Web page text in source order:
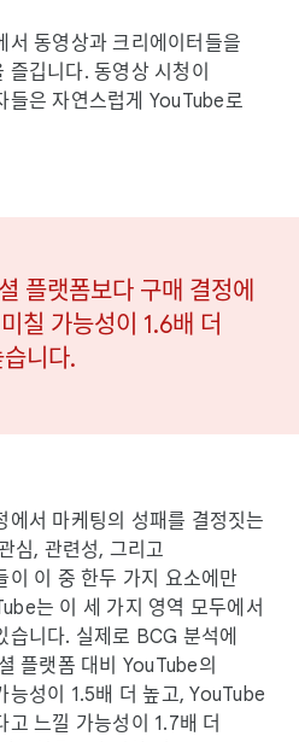
서 동영상과 크리에이터들을
깁니다. 동영상 시청이
들은 자연스럽게 YouTube로
플랫폼보다 구매 결정에
칠 가능성이 1.6배 더
습니다.
에서 마케팅의 성패를 결정짓는
심, 관련성, 그리고
이 이 중 한두 가지 요소에만
는 이 세 가지 영역 모두에서
니다. 실제로 BCG 분석에
플랫폼 대비 YouTube의
능성이 1.5배 더 높고, YouTube
느낄 가능성이 1.7배 더